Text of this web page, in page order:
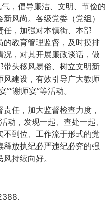
，倡导廉洁、文明、节俭的
风尚。各级党委（党组）
，加强对本镇街、本部
教育管理监督，及时摸排
，对其开展廉政谈话，做
头移风易俗、树立文明新
风建设，有效引导广大教师
谢师宴”等活动。
任，加大监督检查力度，
动，发现一起、查处一起、
到位、工作流于形式的党
放执纪必严违纪必究的强
持续向好。